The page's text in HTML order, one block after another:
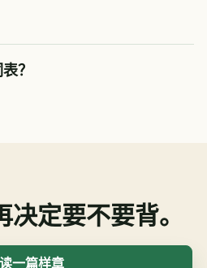
？
定要不要背。
一篇样章